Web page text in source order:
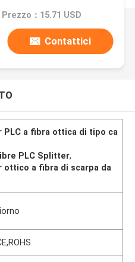
Prezzo：15.71 USD
Contattici
PLC a fibra ottica di tipo ca
PLC Splitter,
ottico a fibra di scarpa da